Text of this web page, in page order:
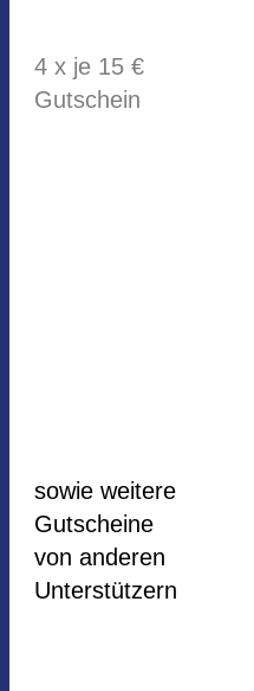
4 x je 15 €
Gutschein
sowie weitere
Gutscheine
von anderen
Unterstützern